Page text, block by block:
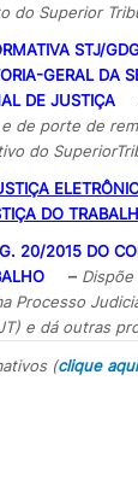
do Superior
STJ/
GERAL DA
DE JUSTIÇA
de porte de
do Superior
DO
20/2015 DO
–
Processo
e dá outras
(clique